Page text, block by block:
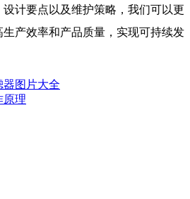
计要点以及维护策略，我们可以更
产效率和产品质量，实现可持续发
器图片大全
原理